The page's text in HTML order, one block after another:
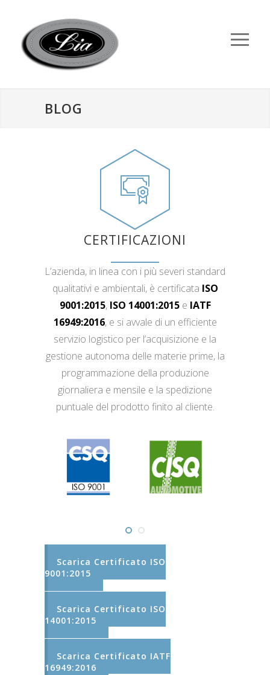
BLOG
CERTIFICAZIONI
L’azienda, in linea con i più severi standard
qualitativi e ambientali, è certificata ISO
9001:2015, ISO 14001:2015e IATF
16949:2016, e si avvale di un efficiente
servizio logistico per l’acquisizione e la
gestione autonoma delle materie prime, la
programmazione della produzione
giornaliera e mensile e la spedizione
puntuale del prodotto finito al cliente.
Scarica Certificato ISO
9001:2015
Scarica Certificato ISO
14001:2015
Scarica Certificato IATF
16949:2016